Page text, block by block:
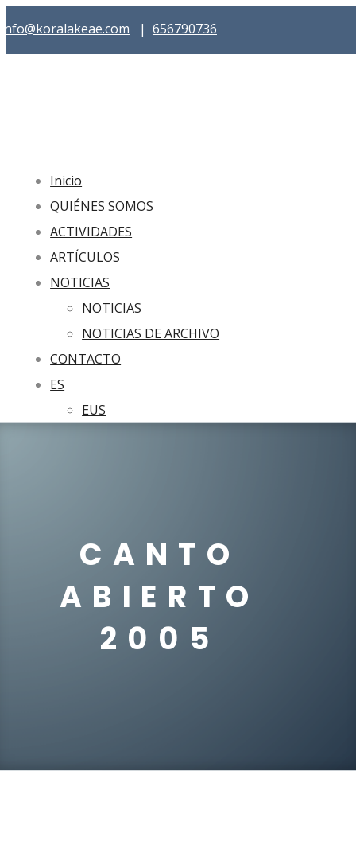
info@koralakeae.com | 656790736
Inicio
QUIÉNES SOMOS
ACTIVIDADES
ARTÍCULOS
NOTICIAS
NOTICIAS
NOTICIAS DE ARCHIVO
CONTACTO
ES
EUS
CANTO
ABIERTO
2005